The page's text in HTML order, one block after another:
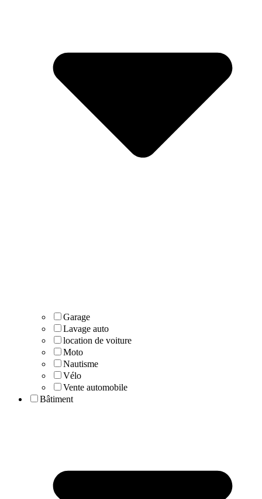
Garage
Lavage auto
location de voiture
Moto
Nautisme
Vélo
Vente automobile
Bâtiment